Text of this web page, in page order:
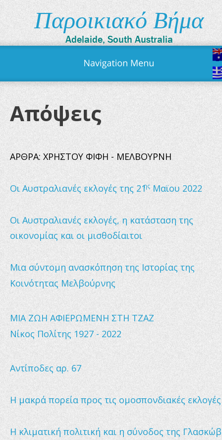
Απόψεις
ΑΡΘΡΑ: ΧΡΗΣΤΟΥ ΦΙΦΗ - ΜΕΛΒΟΥΡΝΗ
Οι Αυστραλιανές εκλογές της 21ης Μαϊου 2022
Οι Αυστραλιανές εκλογές, η κατάσταση της
οικονομίας και οι μισθοδίαιτοι
Μια σύντομη ανασκόπηση της Ιστορίας της
Κοινότητας Μελβούρνης
ΜΙΑ ΖΩΗ ΑΦΙΕΡΩΜΕΝΗ ΣΤΗ ΤΖΑΖ
Νίκος Πολίτης 1927 - 2022
Αντίποδες αρ. 67
Η μακρά πορεία προς τις ομοσπονδιακές εκλογές
Η κλιματική πολιτική και η σύνοδος της
Παροικιακό Βήμα
Adelaide, South Australia